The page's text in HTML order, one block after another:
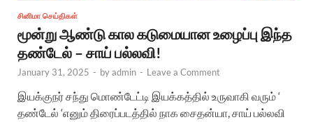
சினிமா செய்திகள்
மூன்று ஆண்டு கால கடுமையான உழைப்பு இந்த
தண்டேல் – சாய் பல்லவி!
January 31, 2025 - byadmin - Leave a Comment
இயக்குநர் சந்து மொண்டேட்டி இயக்கத்தில் உருவாகி வரும் ‘
தண்டேல் ‘எனும் திரைப்படத்தில் நாக சைதன்யா, சாய் பல்லவி